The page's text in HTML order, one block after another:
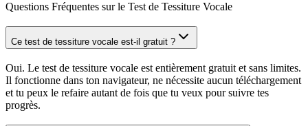
Questions Fréquentes sur le Test de Tessiture Vocale
Ce test de tessiture vocale est-il gratuit ?
Oui. Le test de tessiture vocale est entièrement gratuit et sans limites.
Il fonctionne dans ton navigateur, ne nécessite aucun téléchargement
et tu peux le refaire autant de fois que tu veux pour suivre tes
progrès.